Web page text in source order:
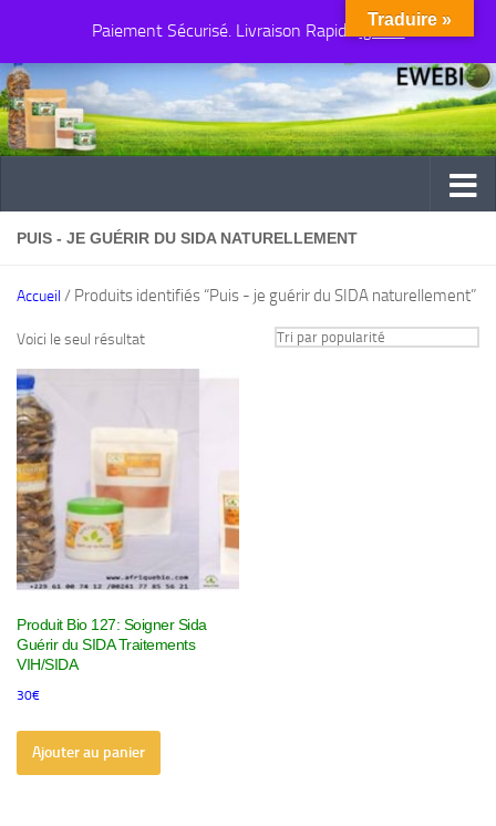
Paiement Sécurisé. Livraison Rapide Ignorer
Au dessous du contenu
PUIS - JE GUÉRIR DU SIDA NATURELLEMENT
Accueil / Produits identifiés “Puis - je guérir du SIDA naturellement”
Voici le seul résultat
Produit Bio 127: Soigner Sida
Guérir du SIDA Traitements
VIH/SIDA
30€
Ajouter au panier
Traduire »